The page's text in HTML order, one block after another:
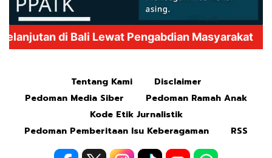
Tentang Kami
Disclaimer
Pedoman Media Siber
Pedoman Ramah Anak
Kode Etik Jurnalistik
Pedoman Pemberitaan Isu Keberagaman
RSS